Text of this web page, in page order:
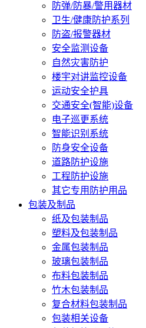
防弹/防暴/警用器材
卫生/健康防护系列
防盗/报警器材
安全监测设备
自然灾害防护
楼宇对讲监控设备
运动安全护具
交通安全(智能)设备
电子巡更系统
智能识别系统
防身安全设备
道路防护设施
工程防护设施
其它专用防护用品
包装及制品
纸及包装制品
塑料及包装制品
金属包装制品
玻璃包装制品
布料包装制品
竹木包装制品
复合材料包装制品
包装相关设备